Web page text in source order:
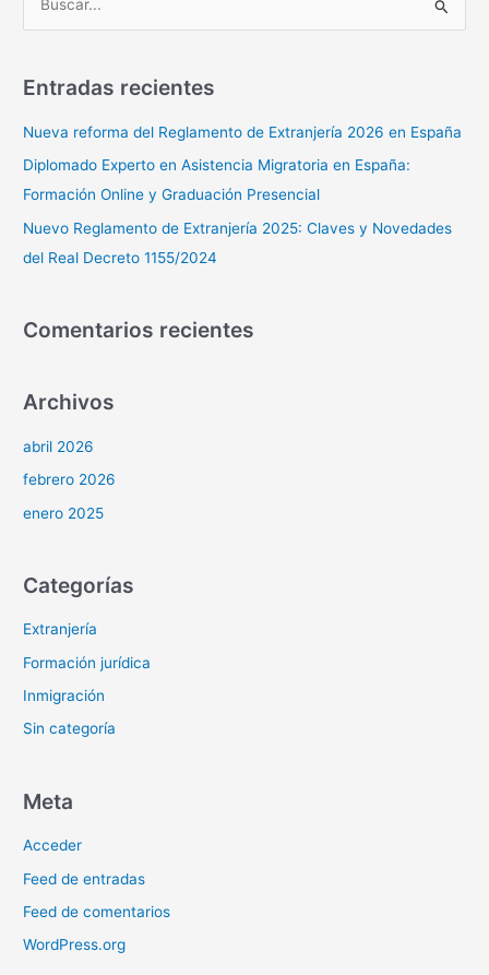
c
a
r
p
Entradas recientes
Nueva reforma del Reglamento de Extranjería 2026 en España
Diplomado Experto en Asistencia Migratoria en España:
Formación Online y Graduación Presencial
Nuevo Reglamento de Extranjería 2025: Claves y Novedades
del Real Decreto 1155/2024
Comentarios recientes
Archivos
abril 2026
febrero 2026
enero 2025
Categorías
Extranjería
Formación jurídica
Inmigración
Sin categoría
Meta
Acceder
Feed de entradas
Feed de comentarios
WordPress.org